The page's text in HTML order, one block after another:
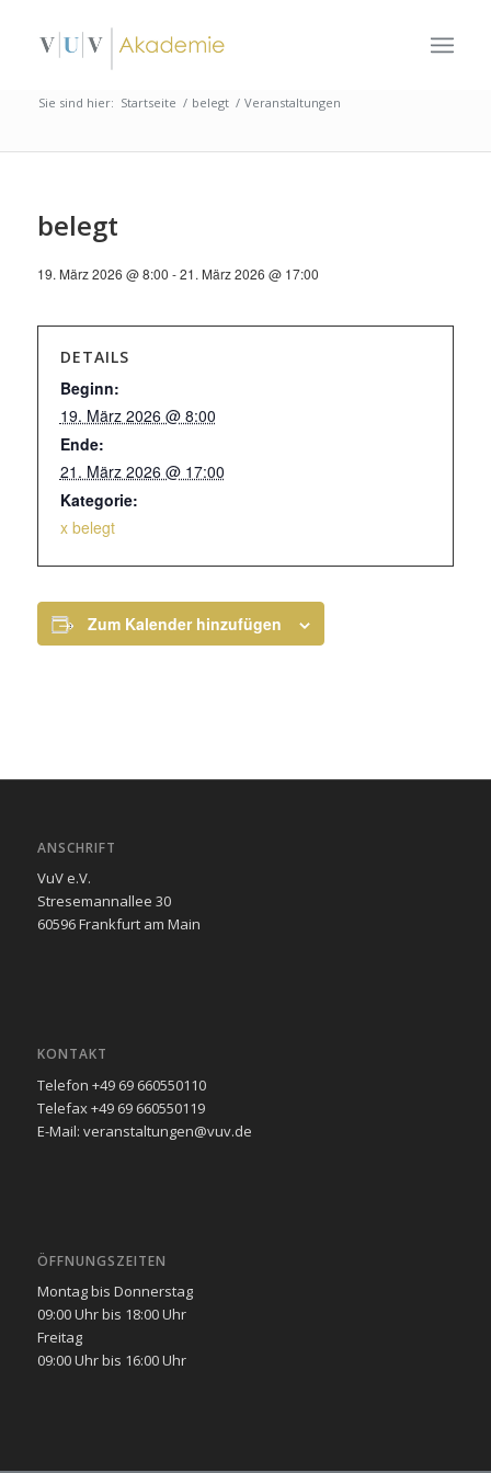
Sie sind hier: Startseite / belegt / Veranstaltungen
belegt
19. März 2026 @ 8:00 -21. März 2026 @ 17:00
DETAILS
Beginn:
19. März 2026 @ 8:00
Ende:
21. März 2026 @ 17:00
Kategorie:
x belegt
Zum Kalender hinzufügen
ANSCHRIFT
VuV e.V.
Stresemannallee 30
60596 Frankfurt am Main
KONTAKT
Telefon +49 69 660550110
Telefax +49 69 660550119
E-Mail: veranstaltungen@vuv.de
ÖFFNUNGSZEITEN
Montag bis Donnerstag
09:00 Uhr bis 18:00 Uhr
Freitag
09:00 Uhr bis 16:00 Uhr